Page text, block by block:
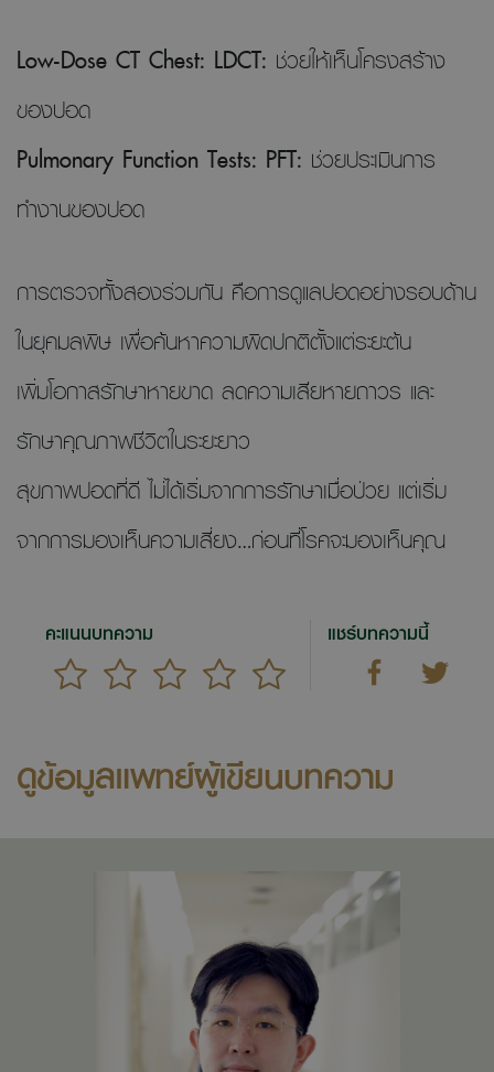
Low-Dose CT Chest: LDCT: ช่วยให้เห็นโครงสร้าง
ของปอด
Pulmonary Function Tests: PFT: ช่วยประเมินการ
ทำงานของปอด
การตรวจทั้งสองร่วมกัน คือการดูแลปอดอย่างรอบด้าน
ในยุคมลพิษ เพื่อค้นหาความผิดปกติตั้งแต่ระยะต้น
เพิ่มโอกาสรักษาหายขาด ลดความเสียหายถาวร และ
รักษาคุณภาพชีวิตในระยะยาว
สุขภาพปอดที่ดี ไม่ได้เริ่มจากการรักษาเมื่อป่วย แต่เริ่ม
จากการมองเห็นความเสี่ยง…ก่อนที่โรคจะมองเห็นคุณ
คะแนนบทความ แชร์บทความนี้
ดูข้อมูลแพทย์ผู้เขียนบทความ